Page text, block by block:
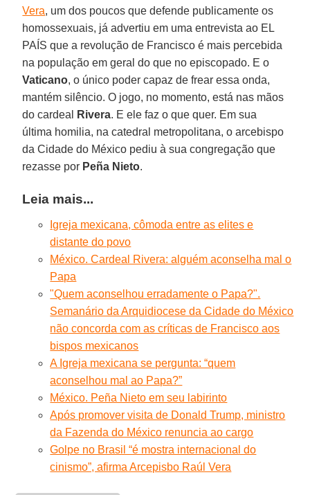
Vera, um dos poucos que defende publicamente os
homossexuais, já advertiu em uma entrevista ao EL
PAÍS que a revolução de Francisco é mais percebida
na população em geral do que no episcopado. E o
Vaticano, o único poder capaz de frear essa onda,
mantém silêncio. O jogo, no momento, está nas mãos
do cardeal
Rivera. E ele faz o que quer. Em sua
última homilia, na catedral metropolitana, o arcebispo
da Cidade do México pediu à sua congregação que
rezasse por Peña Nieto.
Leia mais...
Igreja mexicana, cômoda entre as elites e
distante do povo
México. Cardeal Rivera: alguém aconselha mal o
Papa
"Quem aconselhou erradamente o Papa?".
Semanário da Arquidiocese da Cidade do México
não concorda com as críticas de Francisco aos
bispos mexicanos
A Igreja mexicana se pergunta: “quem
aconselhou mal ao Papa?”
México. Peña Nieto em seu labirinto
Após promover visita de Donald Trump, ministro
da Fazenda do México renuncia ao cargo
Golpe no Brasil “é mostra internacional do
cinismo”, afirma Arcepisbo Raúl Vera